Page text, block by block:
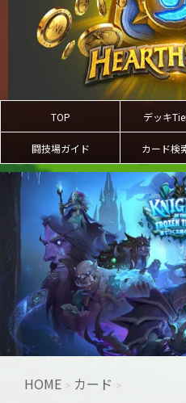
TOP デッキ
闘技場ガイド カード検
HOME > カード >